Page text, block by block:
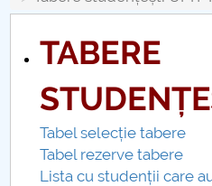
Conseil d'administration
Nr. de telefon si adrese
Informations sur l'admission
Români de pretutindeni -
TABERE
Tabel selecție tabere
Tabel rezerve tabere
Lista cu studenții care